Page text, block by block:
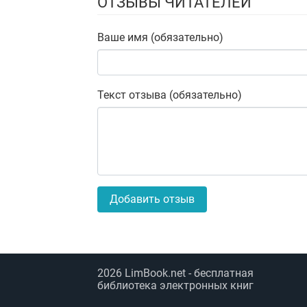
Ваше имя (обязательно)
Текст отзыва (обязательно)
Добавить отзыв
2026 LimBook.net - бесплатная
библиотека электронных книг